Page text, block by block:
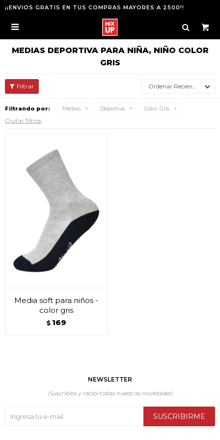
¡¡ENVIOS GRATIS EN TUS COMPRAS MAYORES A 2500!!

MEDIAS DEPORTIVA PARA NIÑA, NIÑO COLOR
GRIS
Recientes
Filtrando por: Medias Deportiva Color: Gris
Quitar filtros
Media soft para niños -
color gris
$ 169
NEWSLETTER
¡Suscribite y recibí todas nuestras novedades!
SUSCRIBIRME